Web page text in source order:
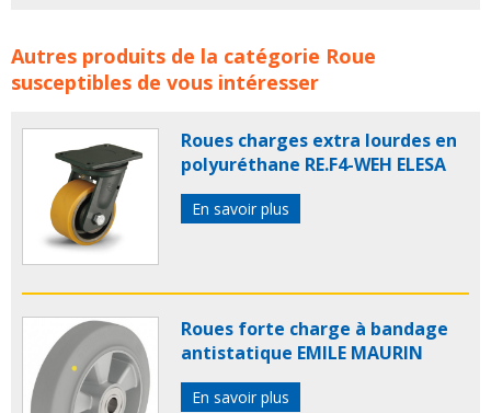
Roue Roulettes NIVELCASTER CEF POLYMERES concerne
les familles de produits : roue rouesroulette
Autres produits de la catégorie Roue
susceptibles de vous intéresser
Roues charges extra lourdes en
polyuréthane RE.F4-WEH ELESA
En savoir plus
Roues forte charge à bandage
antistatique EMILE MAURIN
En savoir plus